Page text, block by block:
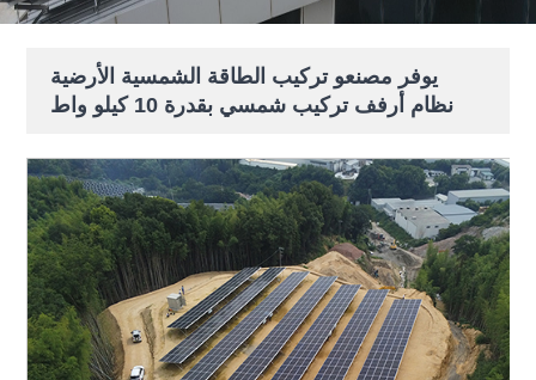
يوفر مصنعو تركيب الطاقة الشمسية الأرضية
نظام أرفف تركيب شمسي بقدرة 10 كيلو واط